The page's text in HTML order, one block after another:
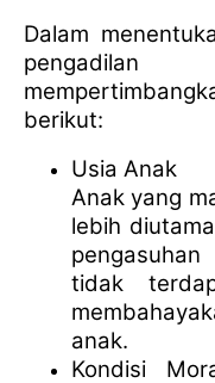
Dalam
berikut:
Usia Anak
Anak yang
lebih
tidak
anak.
Kondisi